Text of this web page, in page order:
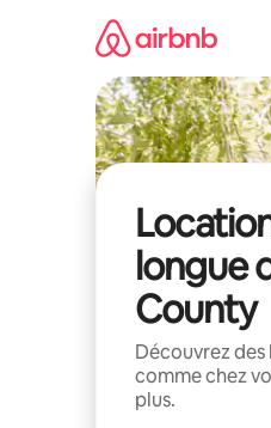
longue
County
Découvrez
comme chez
plus.